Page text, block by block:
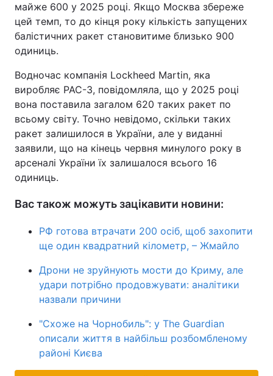
майже 600 у 2025 році. Якщо Москва збереже
цей темп, то до кінця року кількість запущених
балістичних ракет становитиме близько 900
одиниць.
Водночас компанія Lockheed Martin, яка
виробляє PAC-3, повідомляла, що у 2025 році
вона поставила загалом 620 таких ракет по
всьому світу. Точно невідомо, скільки таких
ракет залишилося в України, але у виданні
заявили, що на кінець червня минулого року в
арсеналі України їх залишалося всього 16
одиниць.
Вас також можуть зацікавити новини:
РФ готова втрачати 200 осіб, щоб захопити
ще один квадратний кілометр, – Жмайло
Дрони не зруйнують мости до Криму, але
удари потрібно продовжувати: аналітики
назвали причини
"Схоже на Чорнобиль": у The Guardian
описали життя в найбільш розбомбленому
районі Києва